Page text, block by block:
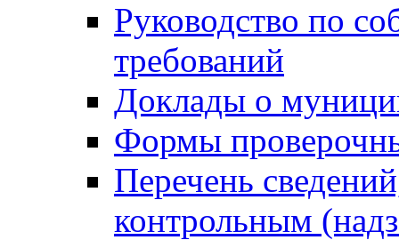
Руководство по
требований
Доклады о
Формы
Перечень
контрольным